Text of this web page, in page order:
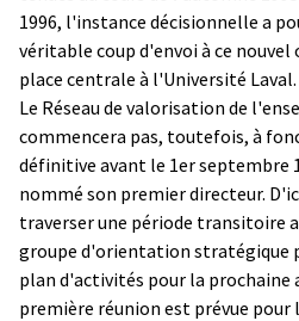
1996, l'instance décisionnelle a
véritable coup d'envoi à ce
place centrale à l'Université Laval.
Le Réseau de valorisation de
commencera pas, toutefois, à
définitive avant le 1er septembre
nommé son premier directeur.
traverser une période transitoire
groupe d'orientation stratégique
plan d'activités pour la prochaine
première réunion est prévue pour